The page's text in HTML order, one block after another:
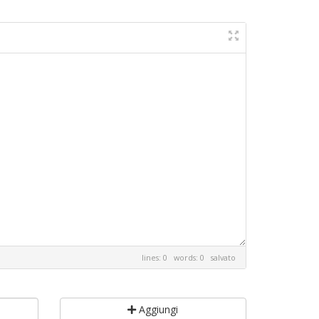
lines: 0 words: 0 salvato
Aggiungi